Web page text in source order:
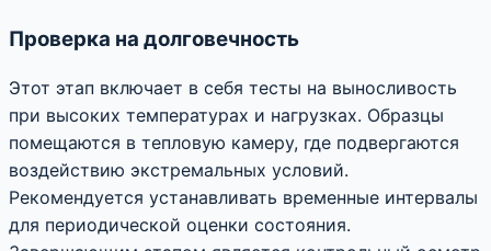
Проверка на долговечность
Этот этап включает в себя тесты на выносливость
при высоких температурах и нагрузках. Образцы
помещаются в тепловую камеру, где подвергаются
воздействию экстремальных условий.
Рекомендуется устанавливать временные интервалы
для периодической оценки состояния.